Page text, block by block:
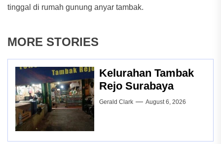
tinggal di rumah gunung anyar tambak.
MORE STORIES
Kelurahan Tambak
Rejo Surabaya
Gerald Clark August 6, 2026